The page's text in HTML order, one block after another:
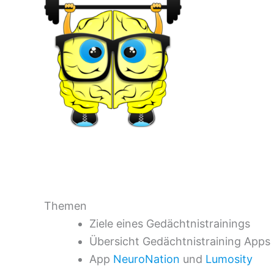
Themen
Ziele eines Gedächtnistrainings
Übersicht Gedächtnistraining Apps
App NeuroNation und Lumosity